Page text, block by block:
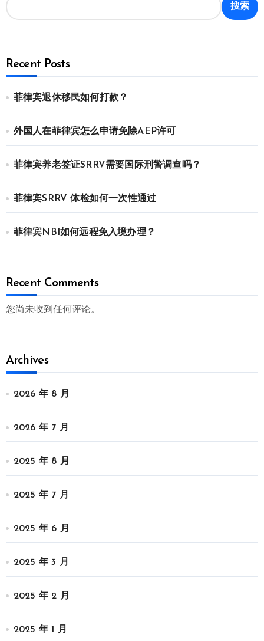
搜索
Recent Posts
菲律宾退休移民如何打款？
外国人在菲律宾怎么申请免除AEP许可
菲律宾养老签证SRRV需要国际刑警调查吗？
菲律宾SRRV 体检如何一次性通过
菲律宾NBI如何远程免入境办理？
Recent Comments
您尚未收到任何评论。
Archives
2026 年 8 月
2026 年 7 月
2025 年 8 月
2025 年 7 月
2025 年 6 月
2025 年 3 月
2025 年 2 月
2025 年 1 月